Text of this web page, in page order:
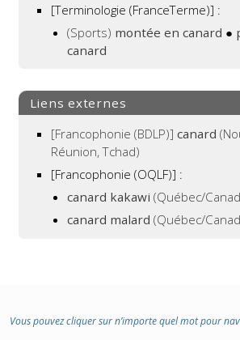
[Terminologie (FranceTerme)] :
(Sports) montée en canard ●
canard
Liens externes
[Francophonie (BDLP)] canard
Réunion, Tchad)
[Francophonie (OQLF)] :
canard kakawi (Québec/
canard malard (Québec/
Vous pouvez cliquer sur n’importe quel mot pour